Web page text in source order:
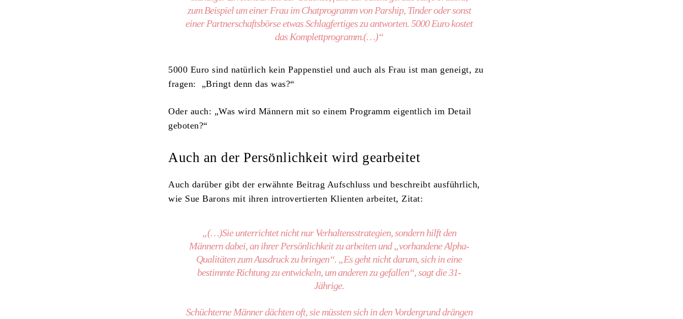
zum Beispiel um einer Frau im Chatprogramm von Parship, Tinder oder sonst
einer Partnerschaftsbörse etwas Schlagfertiges zu antworten. 5000 Euro kostet
das Komplettprogramm.(…)“
5000 Euro sind natürlich kein Pappenstiel und auch als Frau ist man geneigt, zu
fragen: „Bringt denn das was?“
Oder auch: „Was wird Männern mit so einem Programm eigentlich im Detail
geboten?“
Auch an der Persönlichkeit wird gearbeitet
Auch darüber gibt der erwähnte Beitrag Aufschluss und beschreibt ausführlich,
wie Sue Barons mit ihren introvertierten Klienten arbeitet, Zitat:
„(…)Sie unterrichtet nicht nur Verhaltensstrategien, sondern hilft den
Männern dabei, an ihrer Persönlichkeit zu arbeiten und „vorhandene Alpha-
Qualitäten zum Ausdruck zu bringen“. „Es geht nicht darum, sich in eine
bestimmte Richtung zu entwickeln, um anderen zu gefallen“, sagt die 31-
Jährige.
Schüchterne Männer dächten oft, sie müssten sich in den Vordergrund drängen